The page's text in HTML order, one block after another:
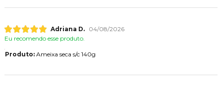
Adriana D.
04/08/2026
Eu recomendo esse produto.
Produto:Ameixa seca s/c 140g